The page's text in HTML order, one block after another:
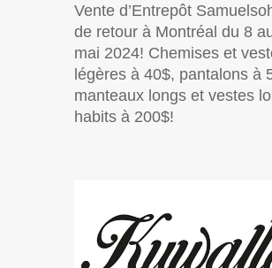
Vente d’Entrepôt
de retour à Montréal du 8
mai 2024! Chemises et
légères à 40$, pantalons à
manteaux longs et vestes
habits à 200$!